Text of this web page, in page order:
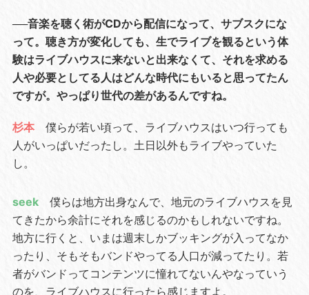
──音楽を聴く術がCDから配信になって、サブスクにな
って。聴き方が変化しても、生でライブを観るという体
験はライブハウスに来ないと出来なくて、それを求める
人や必要としてる人はどんな時代にもいると思ってたん
ですが。やっぱり世代の差があるんですね。
杉本
僕らが若い頃って、ライブハウスはいつ行っても
人がいっぱいだったし。土日以外もライブやっていた
し。
seek
僕らは地方出身なんで、地元のライブハウスを見
てきたから余計にそれを感じるのかもしれないですね。
地方に行くと、いまは週末しかブッキングが入ってなか
ったり、そもそもバンドやってる人口が減ってたり。若
者がバンドってコンテンツに憧れてないんやなっていう
のを、ライブハウスに行ったら感じますよ。